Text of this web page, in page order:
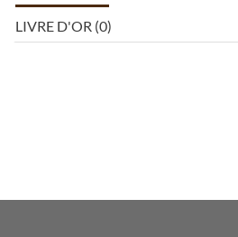
LIVRE D'OR (0)